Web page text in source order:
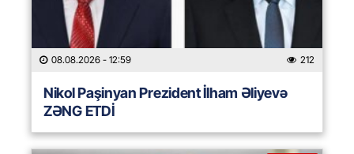
08.08.2026 - 12:59 212
Nikol Paşinyan Prezident İlham Əliyevə
ZƏNG ETDİ